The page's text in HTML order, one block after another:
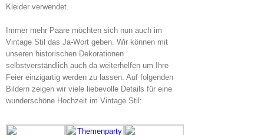
Kleider verwendet.
Immer mehr Paare möchten sich nun auch im
Vintage Stil das Ja-Wort geben. Wir können mit
unseren historischen Dekorationen
selbstverständlich auch da weiterhelfen um Ihre
Feier einzigartig werden zu lassen. Auf folgenden
Bildern zeigen wir viele liebevolle Details für eine
wunderschöne Hochzeit im Vintage Stil: